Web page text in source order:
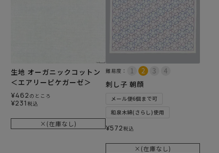
生地 オーガニックコットン
＜エアリーピケガーゼ＞
¥462 のところ
¥231税込
×(在庫なし)
難易度：
刺し子 朝顔
メール便6個まで可
和泉木綿(さらし)使用
¥572税込
×(在庫なし)